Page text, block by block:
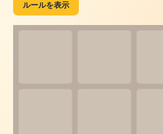
ルールを表示